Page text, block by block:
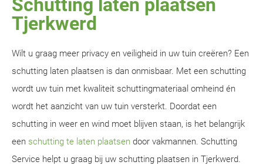
Schutting laten plaatsen
Tjerkwerd
Wilt u graag meer privacy en veiligheid in uw tuin creëren? Een
schutting laten plaatsen is dan onmisbaar. Met een schutting
wordt uw tuin met kwaliteit schuttingmateriaal omheind én
wordt het aanzicht van uw tuin versterkt. Doordat een
schutting in weer en wind moet blijven staan, is het belangrijk
een schutting te laten plaatsen door vakmannen. Schutting
Service helpt u graag bij uw schutting plaatsen in Tjerkwerd.